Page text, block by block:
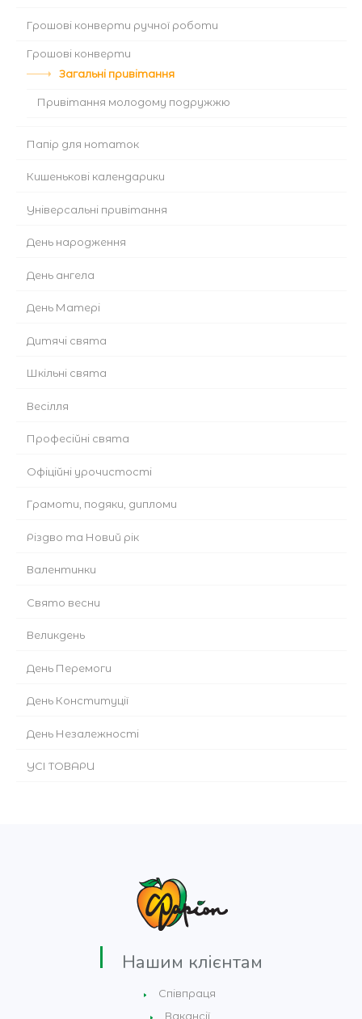
Грошові конверти ручної роботи
Грошові конверти
Загальні привітання
Привітання молодому подружжю
Папір для нотаток
Кишенькові календарики
Універсальні привітання
День народження
День ангела
День Матері
Дитячі свята
Шкільні свята
Весілля
Професійні свята
Офіційні урочистості
Грамоти, подяки, дипломи
Різдво та Новий рік
Валентинки
Cвято весни
Великдень
День Перемоги
День Конституції
День Незалежності
УСІ ТОВАРИ
Нашим клієнтам
Співпраця
Вакансії